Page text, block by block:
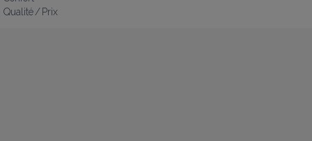
Qualité / Prix